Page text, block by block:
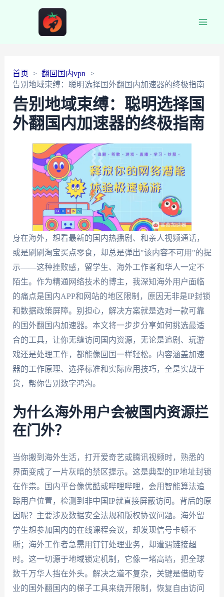
首页
翻回国内vpn
告别地域束缚：聪明选择国外翻国内加速器的终极指南
告别地域束缚：聪明选择国
外翻国内加速器的终极指南
身在海外，想看最新的国内热播剧、和亲人视频通话，
或是刷刷淘宝买点零食，却总是弹出"该内容不可用"的提
示——这种挫败感，留学生、海外工作者和华人一定不
陌生。作为精通网络技术的博主，我深知海外用户面临
的痛点是国内APP和网站的地区限制，原因无非是IP封锁
和数据政策屏障。别担心，解决方案就是选对一款可靠
的国外翻国内加速器。本文将一步步分享如何挑选最适
合的工具，让你无缝访问国内资源，无论是追剧、玩游
戏还是处理工作，都能像回国一样轻松。内容涵盖加速
器的工作原理、选择标准和实际应用技巧，全是实战干
货，帮你告别数字鸿沟。
为什么海外用户会被国内资源拦
在门外？
当你搬到海外生活，打开爱奇艺或腾讯视频时，熟悉的
界面变成了一片灰暗的禁区提示。这是典型的IP地址封锁
在作祟。国内平台像优酷或哔哩哔哩，会用智能算法追
踪用户位置，检测到非中国IP就直接屏蔽访问。背后的原
因呢？主要涉及数据安全法规和版权协议问题。海外留
学生想参加国内的在线课程会议，却发现信号卡顿不
断；海外工作者急需用钉钉处理业务，却遭遇链接超
时。这一切源于地域锁定机制，它像一堵高墙，把全球
数千万华人挡在外头。解决之道不复杂，关键是借助专
业的国外翻国内的梯子工具来绕开限制，恢复自由访问